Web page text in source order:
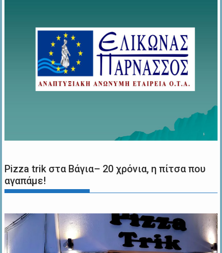
Pizza trik στα Βάγια– 20 χρόνια, η πίτσα που
αγαπάμε!